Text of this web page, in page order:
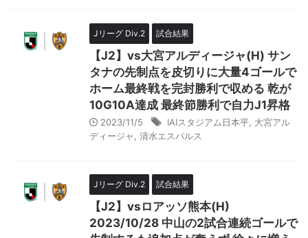
Jリーグ Div.2 試合結果
【J2】vs大宮アルディージャ(H) サン
タナの先制点を皮切りに大量4ゴールで
ホーム最終戦を完封勝利で収める 乾が
10G10A達成 最終節勝利で自力J1昇格
2023/11/5 IAIスタジアム日本平 大宮アル
ディージャ
清水エスパルス
Jリーグ Div.2 試合結果
【J2】vsロアッソ熊本(H)
2023/10/28 中山の2試合連続ゴールで